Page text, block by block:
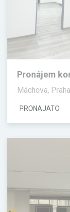
Pronájem
Máchova,
PRONAJATO